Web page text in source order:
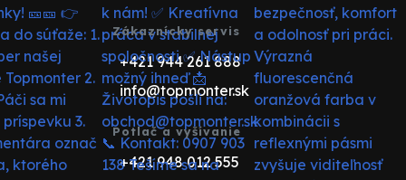
Zákaznícky servis
+421 944 261 888
info@topmonter.sk
Potlač a vyšívanie
+421 948 012 555